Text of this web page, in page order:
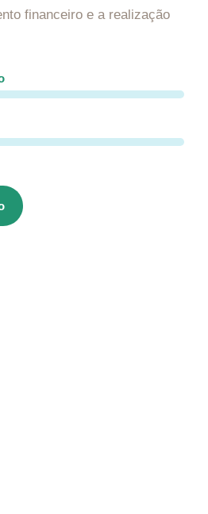
financeiro e a realização